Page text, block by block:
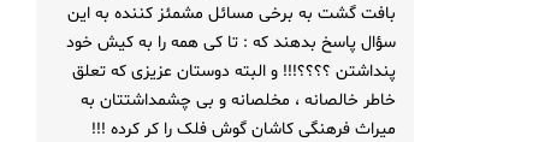
بافت گشت به برخی مسائل مشمئز کننده به این
سؤال پاسخ بدهند که : تا کی همه را به کیش خود
پنداشتن ؟؟؟؟!!! و البته دوستان عزیزی که تعلق
خاطر خالصانه ، مخلصانه و بی چشمداشتتان به
میراث فرهنگی کاشان گوش فلک را کر کرده !!!